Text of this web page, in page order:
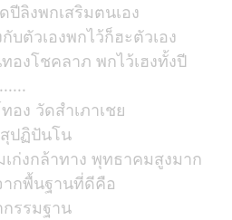
ปีลิงพกเสริมตนเอง
บตัวเองพกไว้ก็ฮะตัวเอง
ทองโชคลาภ พกไว้เฮงทั้งปี
อง วัดสำเภาเชย
ปฏิปันโน
ก่งกล้าทาง พุทธาคมสูงมาก
ากพื้นฐานที่ดีคือ
รรมฐาน